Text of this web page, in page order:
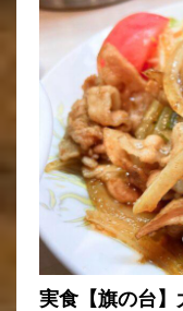
実食【旗の台】